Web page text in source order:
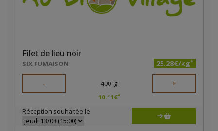
Filet de lieu noir
SIX FUMAISON 25.28€/kg*
- 400 g +
10.11€*
Réception souhaitée le